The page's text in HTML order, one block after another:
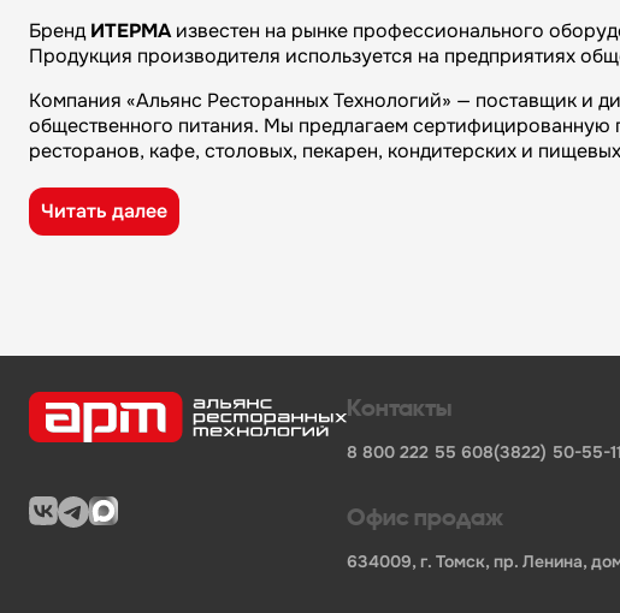
БрендИТЕРМАизвестен на рынке профессионального
Продукция производителя используется на предприятиях
Компания «Альянс Ресторанных Технологий» — поставщик и
общественного питания. Мы предлагаем
ресторанов, кафе, столовых, пекарен, кондитерских и
Преимущества компании «Альянс Ресторанных Технологий»:
широкий ассортимент оборудования, кухонного
Бренд - ИТЕРМА
Высота БРУТТО, мм
Вес БРУТТО, кг
В нашем каталоге также представлены другие категории
Читать далее
Контакты
8 800 222 55 608(3822) 50-55-11
Офис продаж
634009, г. Томск, пр. Ленина,